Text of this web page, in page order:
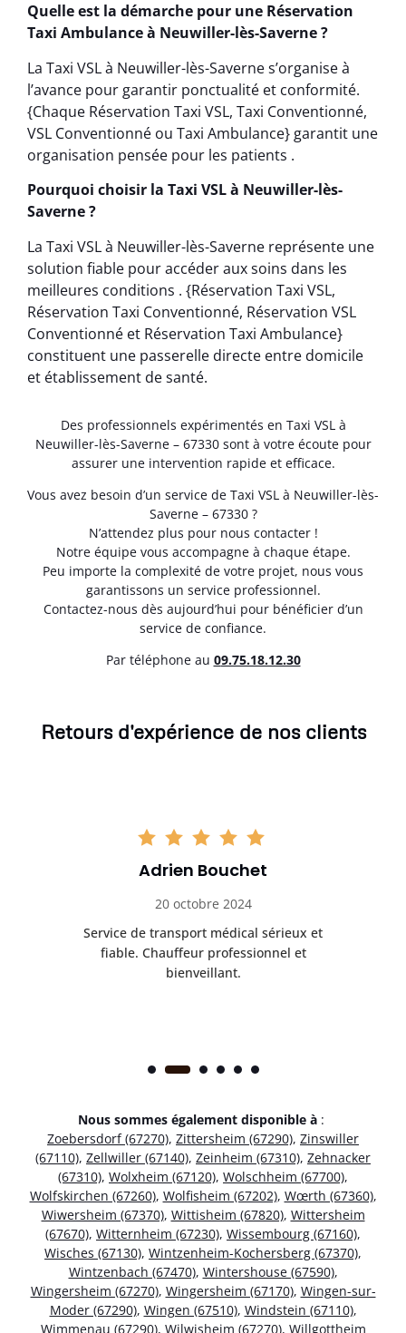
Quelle est la démarche pour une Réservation
Taxi Ambulance à Neuwiller-lès-Saverne ?
La Taxi VSL à Neuwiller-lès-Saverne s’organise à
l’avance pour garantir ponctualité et conformité.
{Chaque Réservation Taxi VSL, Taxi Conventionné,
VSL Conventionné ou Taxi Ambulance} garantit une
organisation pensée pour les patients .
Pourquoi choisir la Taxi VSL à Neuwiller-lès-
Saverne ?
La Taxi VSL à Neuwiller-lès-Saverne représente une
solution fiable pour accéder aux soins dans les
meilleures conditions . {Réservation Taxi VSL,
Réservation Taxi Conventionné, Réservation VSL
Conventionné et Réservation Taxi Ambulance}
constituent une passerelle directe entre domicile
et établissement de santé.
Des professionnels expérimentés en Taxi VSL à
Neuwiller-lès-Saverne – 67330 sont à votre écoute pour
assurer une intervention rapide et efficace.
Vous avez besoin d’un service de Taxi VSL à Neuwiller-lès-
Saverne – 67330 ?
N’attendez plus pour nous contacter !
Notre équipe vous accompagne à chaque étape.
Peu importe la complexité de votre projet, nous vous
garantissons un service professionnel.
Contactez-nous dès aujourd’hui pour bénéficier d’un
service de confiance.
Par téléphone au 09.75.18.12.30
Retours d'expérience de nos clients
Adrien Bouchet
20 octobre 2024
Service de transport médical sérieux et
fiable. Chauffeur professionnel et
bienveillant.
Nous sommes également disponible à :
Zoebersdorf (67270), Zittersheim (67290), Zinswiller
(67110), Zellwiller (67140), Zeinheim (67310), Zehnacker
(67310), Wolxheim (67120), Wolschheim (67700),
Wolfskirchen (67260), Wolfisheim (67202), Wœrth (67360),
Wiwersheim (67370), Wittisheim (67820), Wittersheim
(67670), Witternheim (67230), Wissembourg (67160),
Wisches (67130), Wintzenheim-Kochersberg (67370),
Wintzenbach (67470), Wintershouse (67590),
Wingersheim (67270), Wingersheim (67170), Wingen-sur-
Moder (67290), Wingen (67510), Windstein (67110),
Wimmenau (67290), Wilwisheim (67270), Willgottheim